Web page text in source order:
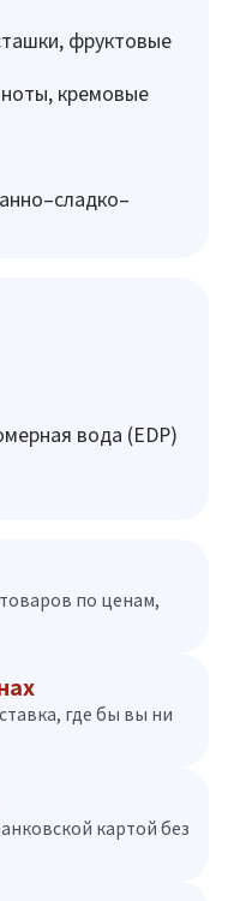
фруктовые
кремовые
вода (EDP)
по ценам,
где бы вы ни
картой без